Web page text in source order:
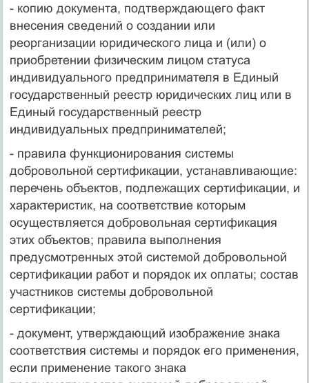
- копию документа, подтверждающего факт
внесения сведений о создании или
реорганизации юридического лица и (или) о
приобретении физическим лицом статуса
индивидуального предпринимателя в Единый
государственный реестр юридических лиц или в
Единый государственный реестр
индивидуальных предпринимателей;
- правила функционирования системы
добровольной сертификации, устанавливающие:
перечень объектов, подлежащих сертификации, и
характеристик, на соответствие которым
осуществляется добровольная сертификация
этих объектов; правила выполнения
предусмотренных этой системой добровольной
сертификации работ и порядок их оплаты; состав
участников системы добровольной
сертификации;
- документ, утверждающий изображение знака
соответствия системы и порядок его применения,
если применение такого знака